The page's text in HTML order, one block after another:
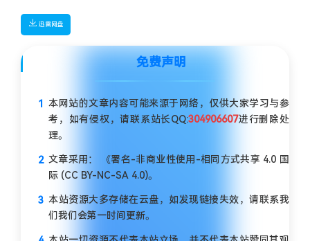
迅雷网盘
免费声明
本网站的文章内容可能来源于网络，仅供大家学习与参
考，如有侵权，请联系站长QQ:304906607进行删除处
理。
文章采用： 《署名-非商业性使用-相同方式共享 4.0 国
际 (CC BY-NC-SA 4.0)。
本站资源大多存储在云盘，如发现链接失效，请联系我
们我们会第一时间更新。